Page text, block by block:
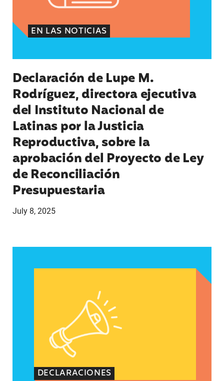
EN LAS NOTICIAS
Declaración de Lupe M.
Rodríguez, directora ejecutiva
del Instituto Nacional de
Latinas por la Justicia
Reproductiva, sobre la
aprobación del Proyecto de Ley
de Reconciliación
Presupuestaria
July 8, 2025
DECLARACIONES